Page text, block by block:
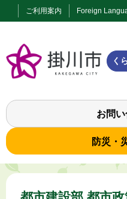
ご利用案内 Foreign
く
お問
防災・